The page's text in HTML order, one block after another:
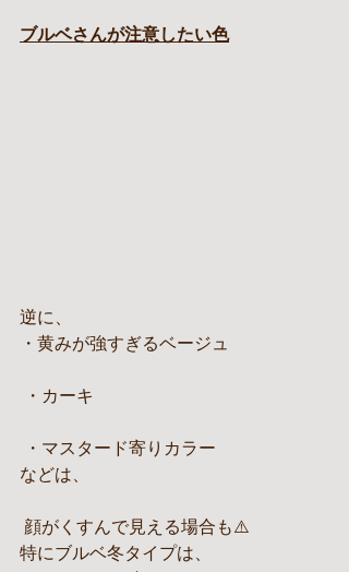
ブルベさんが注意したい色
逆に、
・黄みが強すぎるベージュ
・カーキ
・マスタード寄りカラー
などは、
顔がくすんで見える場合も⚠️
特にブルベ冬タイプは、